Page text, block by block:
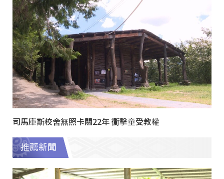
司馬庫斯校舍無照卡關22年 衝擊童受教權
推薦新聞